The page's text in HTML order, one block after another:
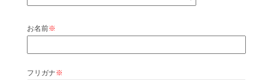
お名前※
フリガナ※